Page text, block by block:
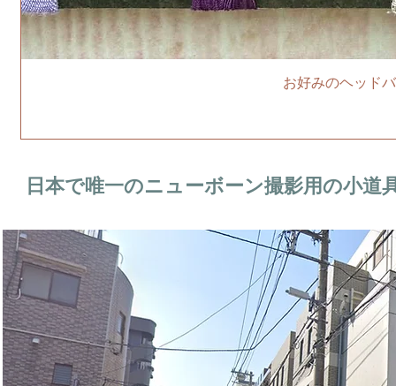
お好みのヘッド
日本で唯一のニューボーン撮影用の小道